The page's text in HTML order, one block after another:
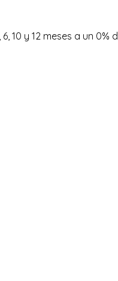
10 y 12 meses a un 0%